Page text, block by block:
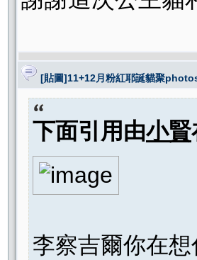
[貼圖]11+12月粉紅耶誕貓聚
下面引用由小賢
李察吉爾你在想